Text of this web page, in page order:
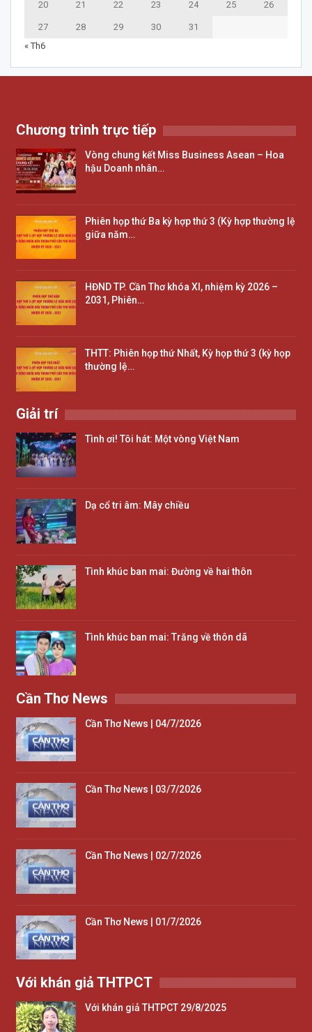
20 21 22 23 24 25 26
27 28 29 30
31
« Th6
Chương trình trực tiếp
Vòng chung kết Miss Business Asean – Hoa
hậu Doanh nhân…
Phiên họp thứ Ba kỳ hợp thứ 3 (Kỳ hợp thường lệ
giữa năm…
HĐND TP. Cần Thơ khóa XI, nhiệm kỳ 2026 –
2031, Phiên…
THTT: Phiên họp thứ Nhất, Kỳ họp thứ 3 (kỳ họp
thường lệ…
Giải trí
Tình ơi! Tôi hát: Một vòng Việt Nam
Dạ cổ tri âm: Mây chiều
Tình khúc ban mai: Đường về hai thôn
Tình khúc ban mai: Trăng về thôn dã
Cần Thơ News
Cần Thơ News | 04/7/2026
Cần Thơ News | 03/7/2026
Cần Thơ News | 02/7/2026
Cần Thơ News | 01/7/2026
Với khán giả THTPCT
Với khán giả THTPCT 29/8/2025